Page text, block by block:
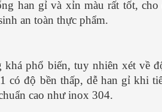
han gỉ và xỉn màu rất tốt,
an toàn thực phẩm.
phổ biến, tuy nhiên xét về
có độ bền thấp, dễ han gỉ khi
cao như inox 304.